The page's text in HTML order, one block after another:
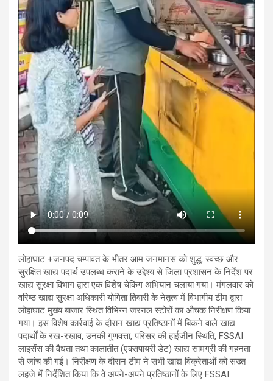
लोहाघाट +जनपद चम्पावत के भीतर आम जनमानस को शुद्ध, स्वच्छ और
सुरक्षित खाद्य पदार्थ उपलब्ध कराने के उद्देश्य से जिला प्रशासन के निर्देश पर
खाद्य सुरक्षा विभाग द्वारा एक विशेष चेकिंग अभियान चलाया गया। मंगलवार को
वरिष्ठ खाद्य सुरक्षा अधिकारी योगिता तिवारी के नेतृत्व में विभागीय टीम द्वारा
लोहाघाट मुख्य बाजार स्थित विभिन्न जरनल स्टोरों का औचक निरीक्षण किया
गया। इस विशेष कार्रवाई के दौरान खाद्य प्रतिष्ठानों में बिकने वाले खाद्य
पदार्थों के रख-रखाव, उनकी गुणवत्ता, परिसर की हाईजीन स्थिति, FSSAI
लाइसेंस की वैधता तथा कालातीत (एक्सपायरी डेट) खाद्य सामग्री की गहनता
से जांच की गई। निरीक्षण के दौरान टीम ने सभी खाद्य विक्रेताओं को सख्त
लहजे में निर्देशित किया कि वे अपने-अपने प्रतिष्ठानों के लिए FSSAI